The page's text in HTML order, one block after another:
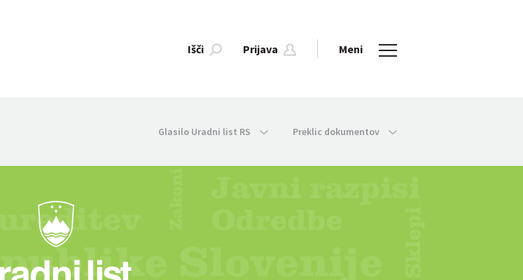
Išči Prijava Meni
Glasilo Uradni list RS Preklic dokumentov